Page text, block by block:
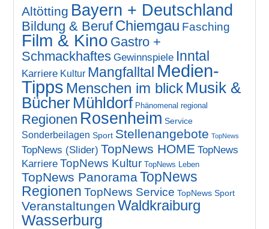
Altötting Bayern + Deutschland
Bildung & Beruf Chiemgau Fasching
Film & Kino Gastro +
Schmackhaftes Gewinnspiele Inntal
Karriere Kultur Mangfalltal Medien-
Tipps Menschen im blick Musik &
Bücher Mühldorf Phänomenal regional
Regionen Rosenheim Service
Sonderbeilagen Sport Stellenangebote TopNews
TopNews (Slider) TopNews HOME TopNews
Karriere TopNews Kultur TopNews Leben
TopNews PanoramaTopNews
Regionen TopNews Service TopNews Sport
Veranstaltungen Waldkraiburg
Wasserburg